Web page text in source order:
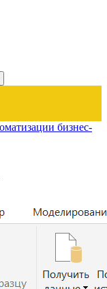
бизнес-